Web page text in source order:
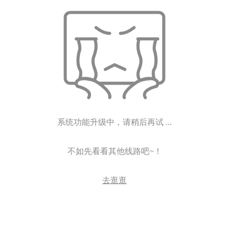
系统功能升级中，请稍后再试 ...
不如先看看其他线路吧~！
去逛逛